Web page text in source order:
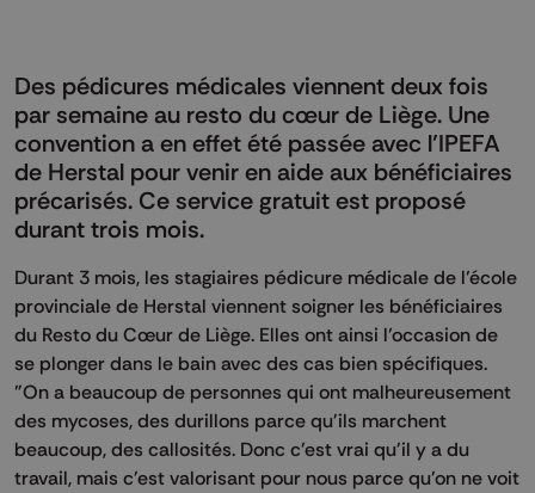
Des pédicures médicales viennent deux fois
par semaine au resto du cœur de Liège. Une
convention a en effet été passée avec l’IPEFA
de Herstal pour venir en aide aux bénéficiaires
précarisés. Ce service gratuit est proposé
durant trois mois.
Durant 3 mois, les stagiaires pédicure médicale de l’école
provinciale de Herstal viennent soigner les bénéficiaires
du Resto du Cœur de Liège. Elles ont ainsi l’occasion de
se plonger dans le bain avec des cas bien spécifiques.
"On a beaucoup de personnes qui ont malheureusement
des mycoses, des durillons parce qu'ils marchent
beaucoup, des callosités. Donc c'est vrai qu'il y a du
travail, mais c'est valorisant pour nous parce qu'on ne voit